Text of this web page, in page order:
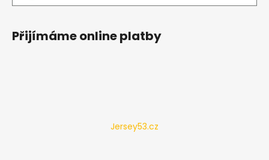
Přijímáme online platby
Jersey53.cz